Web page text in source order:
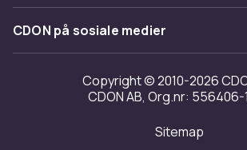
Kundeanmeldelser
Jobbe på CDON
Investor relations
Tilgjengelighet
Merchant Help Center
CDON på sosiale medier
Copyright © 2010-2026
CDON AB, Org.nr: 556406-
Sitemap